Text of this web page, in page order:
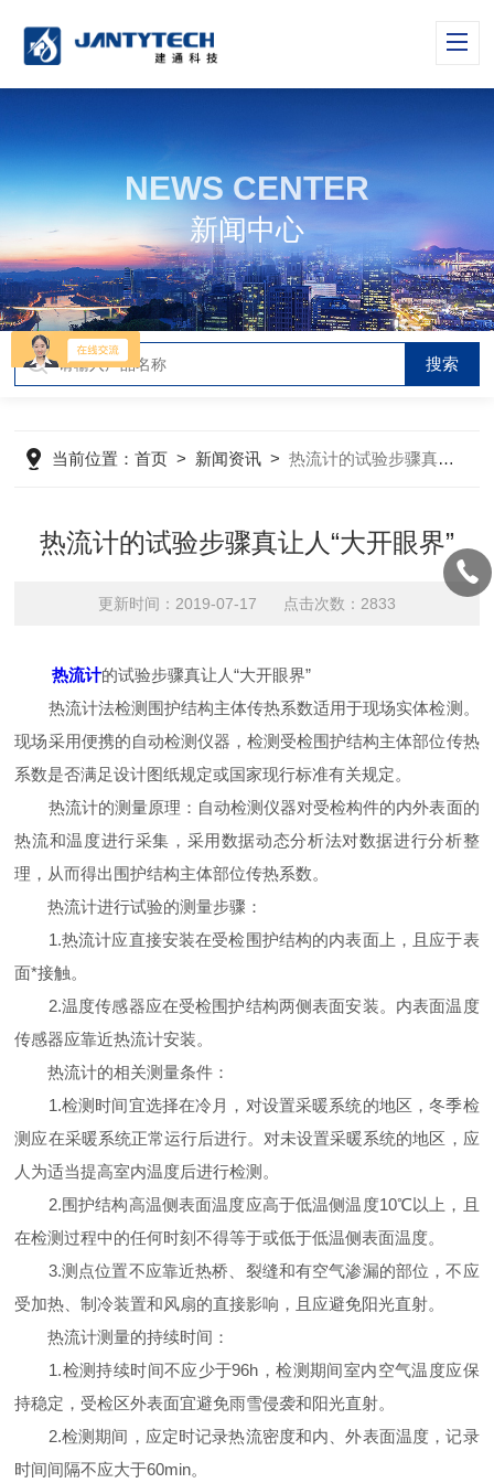
NEWS CENTER
新闻中心
当前位置：首页 > 新闻资讯 >热流计的试验步骤真让人“大开眼界”
热流计的试验步骤真让人“大开眼界”
更新时间：2019-07-17 点击次数：2833
热流计的试验步骤真让人“大开眼界”
热流计法检测围护结构主体传热系数适用于现场实体检测。
现场采用便携的自动检测仪器，检测受检围护结构主体部位传热
系数是否满足设计图纸规定或国家现行标准有关规定。
热流计的测量原理：自动检测仪器对受检构件的内外表面的
热流和温度进行采集，采用数据动态分析法对数据进行分析整
理，从而得出围护结构主体部位传热系数。
热流计进行试验的测量步骤：
1.热流计应直接安装在受检围护结构的内表面上，且应于表
面*接触。
2.温度传感器应在受检围护结构两侧表面安装。内表面温度
传感器应靠近热流计安装。
热流计的相关测量条件：
1.检测时间宜选择在冷月，对设置采暖系统的地区，冬季检
测应在采暖系统正常运行后进行。对未设置采暖系统的地区，应
人为适当提高室内温度后进行检测。
2.围护结构高温侧表面温度应高于低温侧温度10℃以上，且
在检测过程中的任何时刻不得等于或低于低温侧表面温度。
3.测点位置不应靠近热桥、裂缝和有空气渗漏的部位，不应
受加热、制冷装置和风扇的直接影响，且应避免阳光直射。
热流计测量的持续时间：
1.检测持续时间不应少于96h，检测期间室内空气温度应保
持稳定，受检区外表面宜避免雨雪侵袭和阳光直射。
2.检测期间，应定时记录热流密度和内、外表面温度，记录
时间间隔不应大于60min。